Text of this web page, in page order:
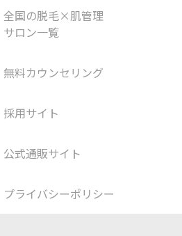
全国の脱毛×肌管理
サロン一覧
無料カウンセリング
採用サイト
公式通販サイト
プライバシーポリシー